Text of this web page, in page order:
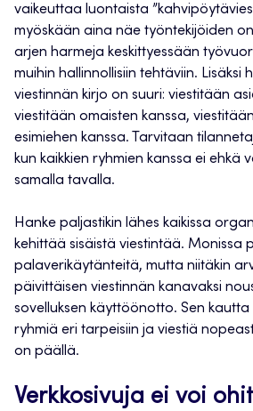
vaikeuttaa luontaista
myöskään aina näe työntekijöiden
arjen harmeja keskittyessään
muihin hallinnollisiin tehtäviin. Lisäksi
viestinnän kirjo on suuri: viestitään
viestitään omaisten kanssa,
esimiehen kanssa. Tarvitaan
kun kaikkien ryhmien kanssa ei ehkä
samalla tavalla.
Hanke paljastikin lähes kaikissa
kehittää sisäistä viestintää. Monissa
palaverikäytänteitä, mutta niitäkin
päivittäisen viestinnän kanavaksi
sovelluksen käyttöönotto. Sen
ryhmiä eri tarpeisiin ja viestiä
on päällä.
Verkkosivuja ei voi